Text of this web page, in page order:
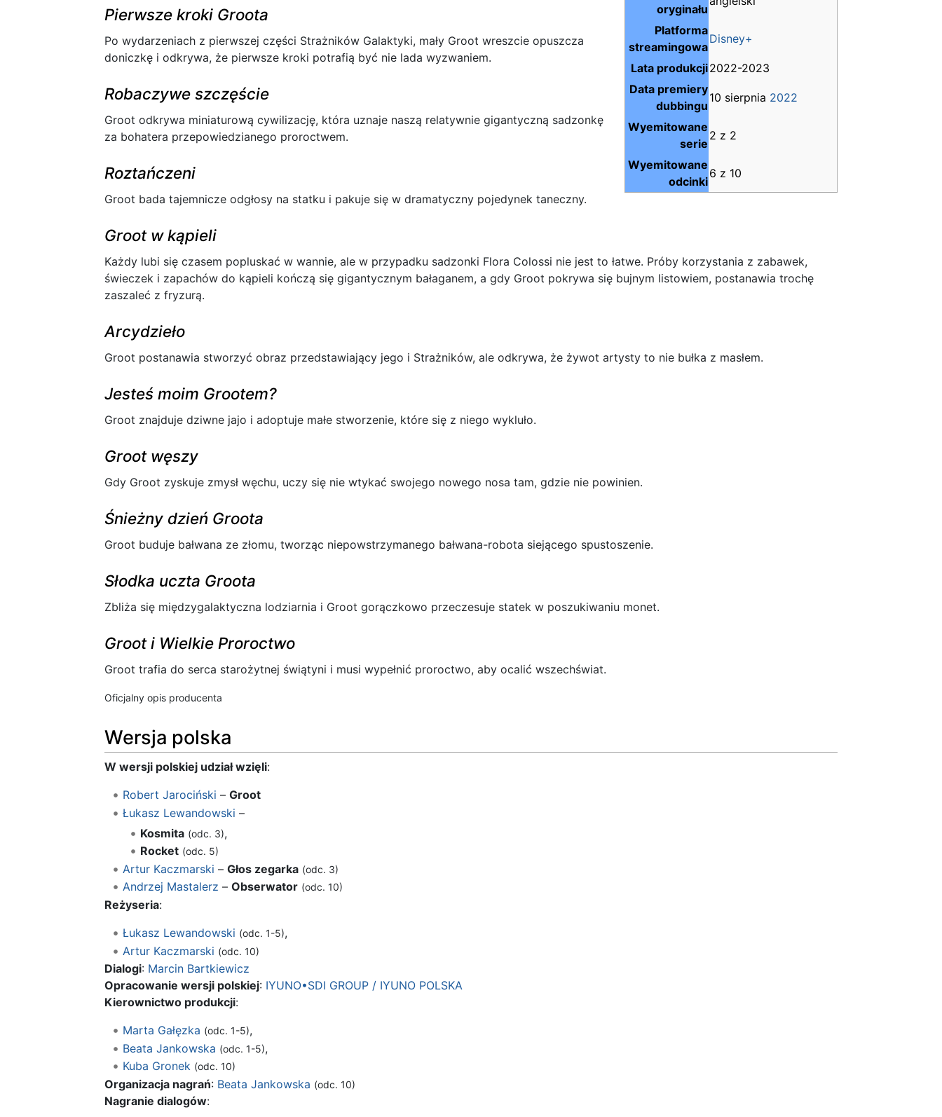
oryginału
Platforma
streamingowa
Disney+
Lata produkcji2022-2023
Data premiery
dubbingu
10 sierpnia 2022
Wyemitowane
serie
2 z 2
Wyemitowane
odcinki
6 z 10
Pierwsze kroki Groota
Po wydarzeniach z pierwszej części Strażników Galaktyki, mały Groot wreszcie opuszcza
doniczkę i odkrywa, że pierwsze kroki potrafią być nie lada wyzwaniem.
Robaczywe szczęście
Groot odkrywa miniaturową cywilizację, która uznaje naszą relatywnie gigantyczną sadzonkę
za bohatera przepowiedzianego proroctwem.
Roztańczeni
Groot bada tajemnicze odgłosy na statku i pakuje się w dramatyczny pojedynek taneczny.
Groot w kąpieli
Każdy lubi się czasem popluskać w wannie, ale w przypadku sadzonki Flora Colossi nie jest to łatwe. Próby korzystania z zabawek,
świeczek i zapachów do kąpieli kończą się gigantycznym bałaganem, a gdy Groot pokrywa się bujnym listowiem, postanawia trochę
zaszaleć z fryzurą.
Arcydzieło
Groot postanawia stworzyć obraz przedstawiający jego i Strażników, ale odkrywa, że żywot artysty to nie bułka z masłem.
Jesteś moim Grootem?
Groot znajduje dziwne jajo i adoptuje małe stworzenie, które się z niego wykluło.
Groot węszy
Gdy Groot zyskuje zmysł węchu, uczy się nie wtykać swojego nowego nosa tam, gdzie nie powinien.
Śnieżny dzień Groota
Groot buduje bałwana ze złomu, tworząc niepowstrzymanego bałwana-robota siejącego spustoszenie.
Słodka uczta Groota
Zbliża się międzygalaktyczna lodziarnia i Groot gorączkowo przeczesuje statek w poszukiwaniu monet.
Groot i Wielkie Proroctwo
Groot trafia do serca starożytnej świątyni i musi wypełnić proroctwo, aby ocalić wszechświat.
Oficjalny opis producenta
Wersja polska
W wersji polskiej udział wzięli:
Robert Jarociński – Groot
Łukasz Lewandowski –
Kosmita (odc. 3),
Rocket (odc. 5)
Artur Kaczmarski – Głos zegarka (odc. 3)
Andrzej Mastalerz – Obserwator (odc. 10)
Reżyseria:
Łukasz Lewandowski (odc. 1-5),
Artur Kaczmarski (odc. 10)
Dialogi: Marcin Bartkiewicz
Opracowanie wersji polskiej: IYUNO•SDI GROUP / IYUNO POLSKA
Kierownictwo produkcji:
Marta Gałęzka (odc. 1-5),
Beata Jankowska (odc. 1-5),
Kuba Gronek (odc. 10)
Organizacja nagrań: Beata Jankowska (odc. 10)
Nagranie dialogów: